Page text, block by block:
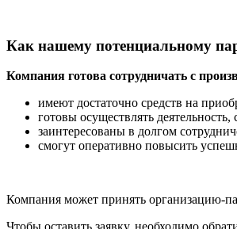
Как нашему потенциальному
Компания готова сотрудничать с
имеют достаточно средств на
готовы осуществлять
заинтересованы в долгом
смогут оперативно повысить
Компания может принять организацию-